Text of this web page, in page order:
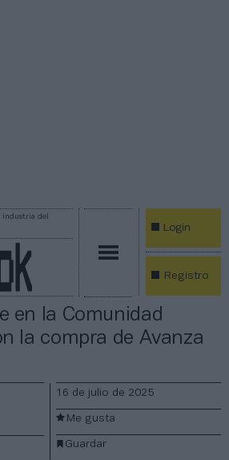
industria del
Login
Registro
en la Comunidad
la compra de Avanza
16 de julio de 2025
Guardar
Me gusta